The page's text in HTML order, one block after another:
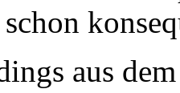
aus